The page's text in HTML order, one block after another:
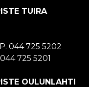
TUIRA
044 725 5202
725 5201
OULUNLAHTI